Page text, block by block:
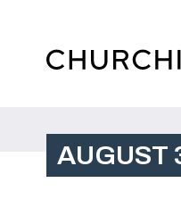
AUGUST